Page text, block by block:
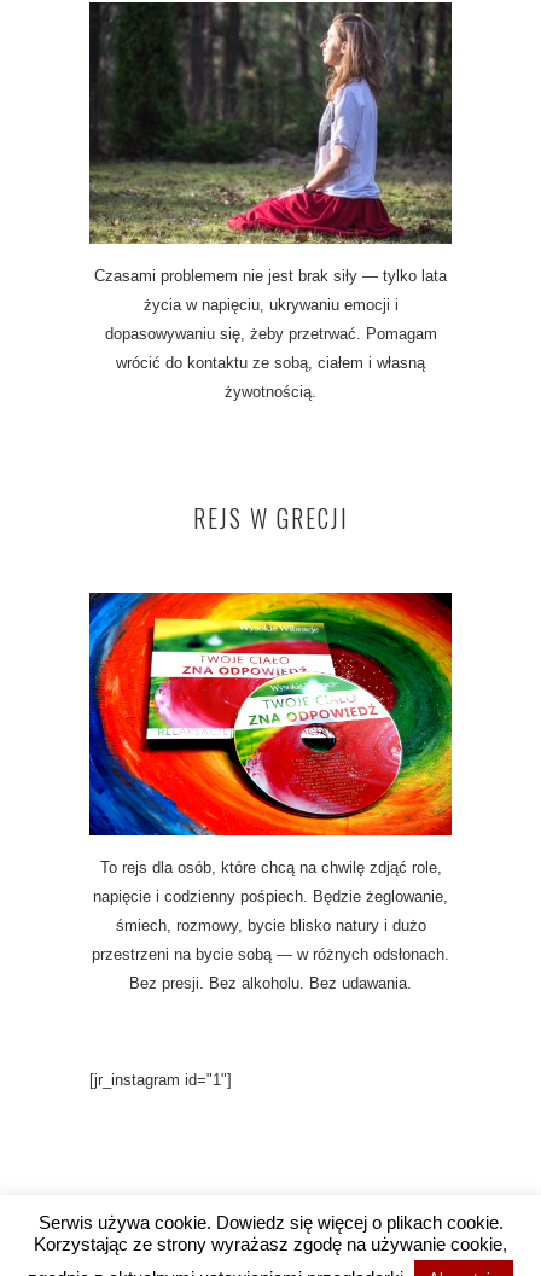
Czasami problemem nie jest brak siły — tylko lata
życia w napięciu, ukrywaniu emocji i
dopasowywaniu się, żeby przetrwać. Pomagam
wrócić do kontaktu ze sobą, ciałem i własną
żywotnością.
REJS W GRECJI
To rejs dla osób, które chcą na chwilę zdjąć role,
napięcie i codzienny pośpiech. Będzie żeglowanie,
śmiech, rozmowy, bycie blisko natury i dużo
przestrzeni na bycie sobą — w różnych odsłonach.
Bez presji. Bez alkoholu. Bez udawania.
[jr_instagram id="1"]
Serwis używa cookie. Dowiedz się więcej o plikach cookie.
Korzystając ze strony wyrażasz zgodę na używanie cookie,